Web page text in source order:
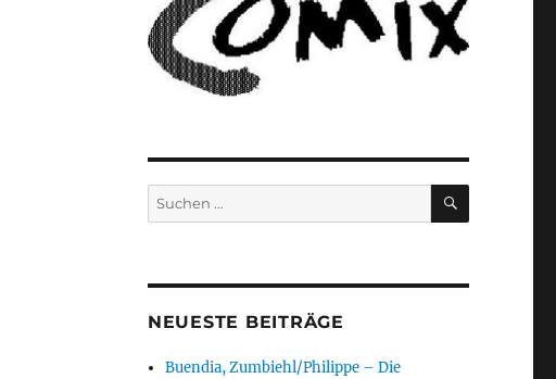
Suchen
nach:
SUCHEN
NEUESTE BEITRÄGE
Buendia, Zumbiehl/Philippe – Die